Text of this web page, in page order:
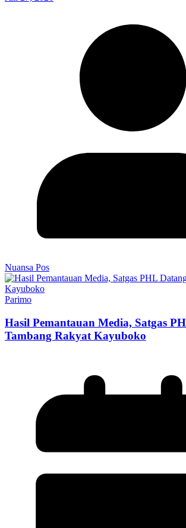
Nuansa Pos
Parimo
Hasil Pemantauan Media, Satgas
Tambang Rakyat Kayuboko